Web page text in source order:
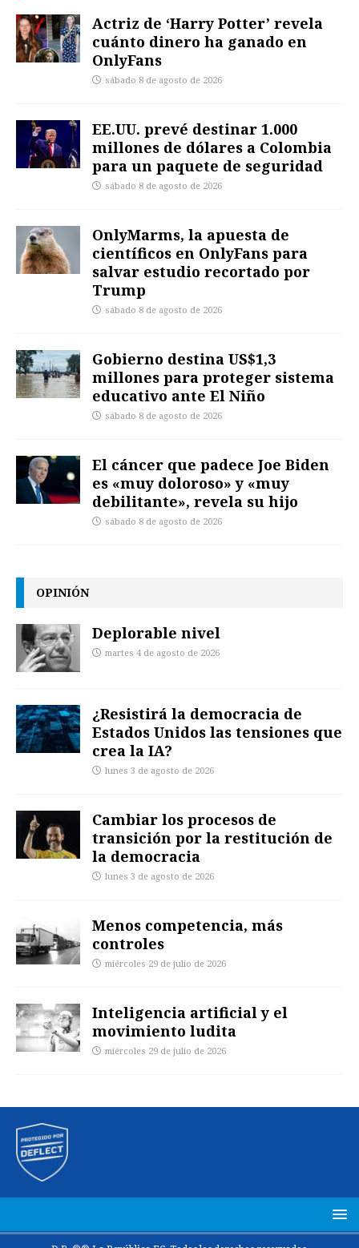
Actriz de ‘Harry Potter’ revela
cuánto dinero ha ganado en
OnlyFans
sábado 8 de agosto de 2026
EE.UU. prevé destinar 1.000
millones de dólares a Colombia
para un paquete de seguridad
sábado 8 de agosto de 2026
OnlyMarms, la apuesta de
científicos en OnlyFans para
salvar estudio recortado por
Trump
sábado 8 de agosto de 2026
Gobierno destina US$1,3
millones para proteger sistema
educativo ante El Niño
sábado 8 de agosto de 2026
El cáncer que padece Joe Biden
es «muy doloroso» y «muy
debilitante», revela su hijo
sábado 8 de agosto de 2026
OPINIÓN
Deplorable nivel
martes 4 de agosto de 2026
¿Resistirá la democracia de
Estados Unidos las tensiones que
crea la IA?
lunes 3 de agosto de 2026
Cambiar los procesos de
transición por la restitución de
la democracia
lunes 3 de agosto de 2026
Menos competencia, más
controles
miércoles 29 de julio de 2026
Inteligencia artificial y el
movimiento ludita
miércoles 29 de julio de 2026